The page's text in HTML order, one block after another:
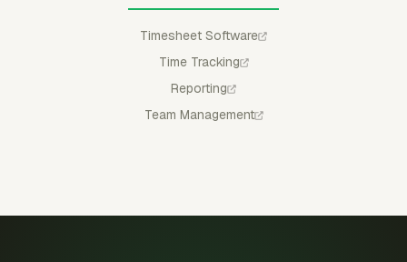
Timesheet Software
Time Tracking
Reporting
Team Management